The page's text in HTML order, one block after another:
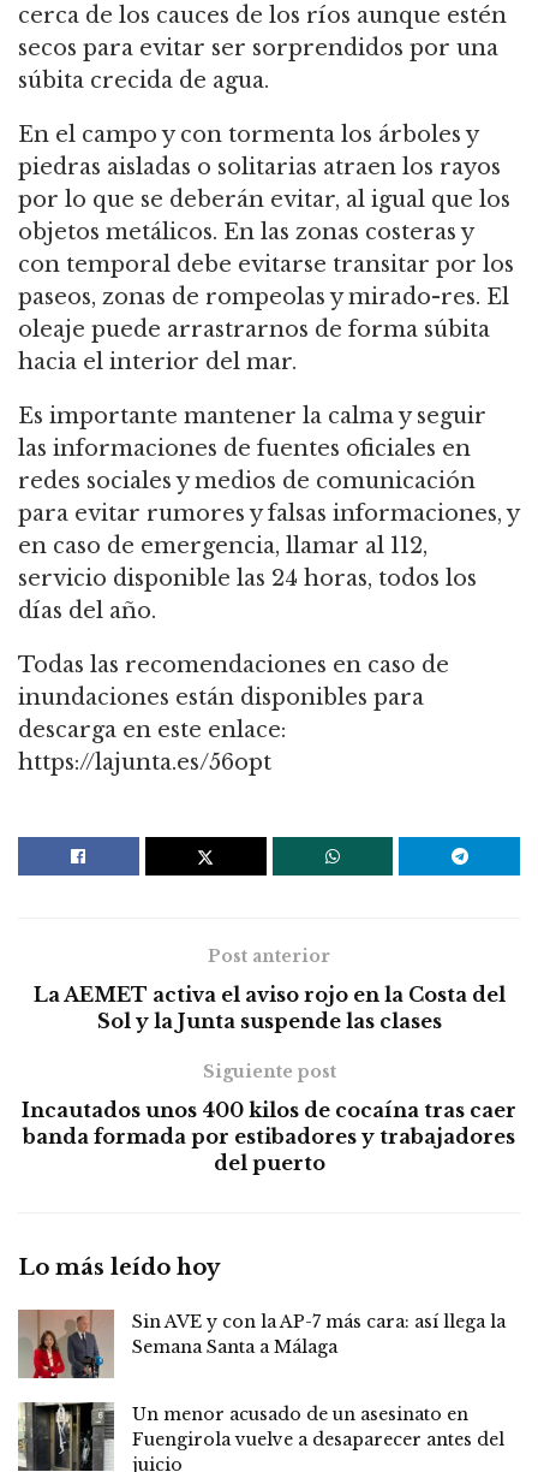
cerca de los cauces de los ríos aunque estén
secos para evitar ser sorprendidos por una
súbita crecida de agua.
En el campo y con tormenta los árboles y
piedras aisladas o solitarias atraen los rayos
por lo que se deberán evitar, al igual que los
objetos metálicos. En las zonas costeras y
con temporal debe evitarse transitar por los
paseos, zonas de rompeolas y mirado-res. El
oleaje puede arrastrarnos de forma súbita
hacia el interior del mar.
Es importante mantener la calma y seguir
las informaciones de fuentes oficiales en
redes sociales y medios de comunicación
para evitar rumores y falsas informaciones, y
en caso de emergencia, llamar al 112,
servicio disponible las 24 horas, todos los
días del año.
Todas las recomendaciones en caso de
inundaciones están disponibles para
descarga en este enlace:
https://lajunta.es/56opt
Post anterior
La AEMET activa el aviso rojo en la Costa del
Sol y la Junta suspende las clases
Siguiente post
Incautados unos 400 kilos de cocaína tras caer
banda formada por estibadores y trabajadores
del puerto
Lo más leído hoy
Sin AVE y con la AP-7 más cara: así llega la
Semana Santa a Málaga
Un menor acusado de un asesinato en
Fuengirola vuelve a desaparecer antes del
juicio